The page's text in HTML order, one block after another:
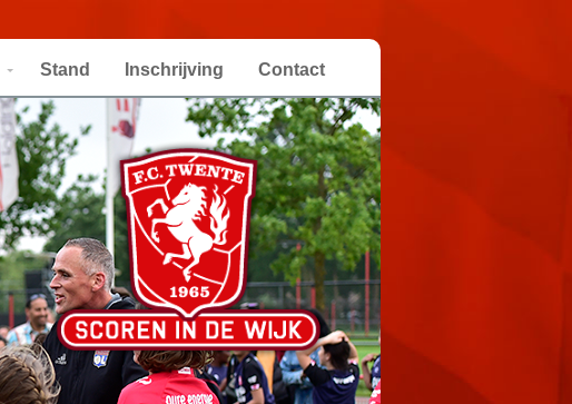
Stand Inschrijving Contact